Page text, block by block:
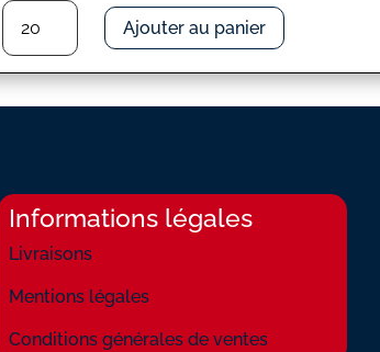
quantité
JUSTE
UN
PEU
Ajouter au panier
Informations légales
Livraisons
Mentions légales
Conditions générales de ventes